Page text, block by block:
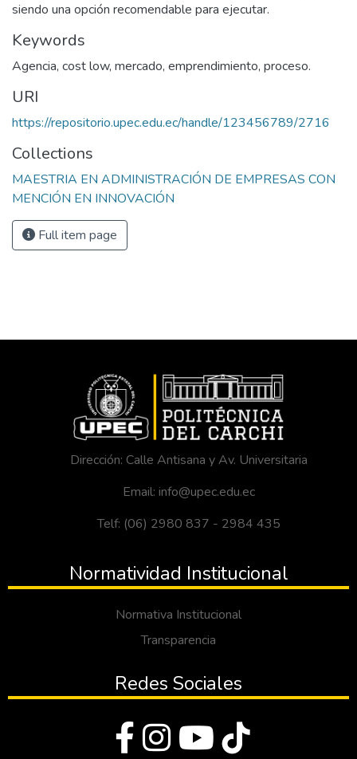
siendo una opción recomendable para ejecutar.
Keywords
Agencia, cost low, mercado, emprendimiento, proceso.
URI
https://repositorio.upec.edu.ec/handle/123456789/2716
Collections
MAESTRIA EN ADMINISTRACIÓN DE EMPRESAS CON
MENCIÓN EN INNOVACIÓN
Full item page
Dirección: Calle Antisana y Av. Universitaria
Email: info@upec.edu.ec
Telf: (06) 2980 837 - 2984 435
Normatividad Institucional
Normativa Institucional
Transparencia
Redes Sociales